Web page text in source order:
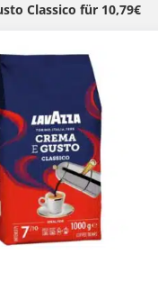
Classico für 10,79€